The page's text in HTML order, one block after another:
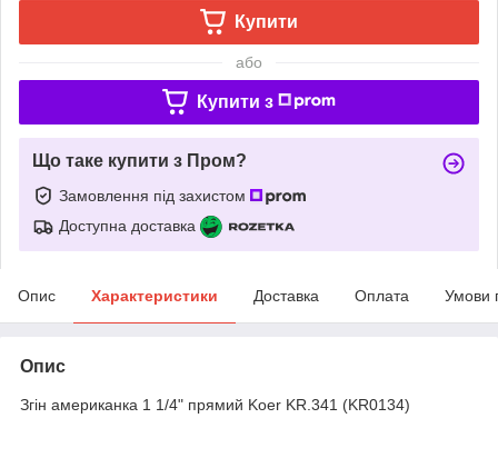
Купити
або
Купити з
Що таке купити з Пром?
Замовлення під захистом
Доступна доставка
Опис Характеристики Доставка Оплата Умови
Опис
Згін американка 1 1/4" прямий Koer KR.341 (KR0134)